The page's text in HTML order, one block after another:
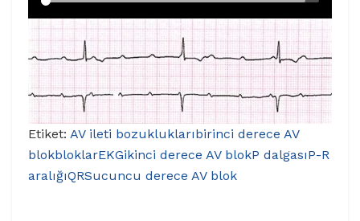
Etiket: AV ileti bozukluklarıbirinci derece AV
blokbloklarEKGikinci derece AV blokP dalgasıP-R
aralığıQRSucuncu derece AV blok